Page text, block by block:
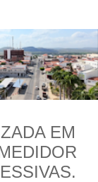
EM